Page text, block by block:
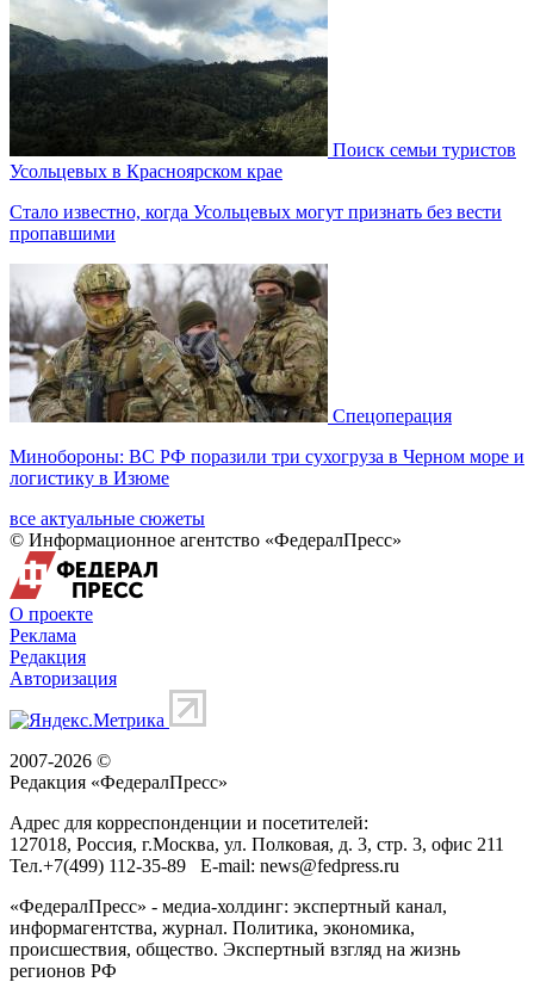
Поиск семьи туристов
Усольцевых в Красноярском крае
Стало известно, когда Усольцевых могут признать без вести
пропавшими
Спецоперация
Минобороны: ВС РФ поразили три сухогруза в Черном море и
логистику в Изюме
все актуальные сюжеты
© Информационное агентство «ФедералПресс»
О проекте
Реклама
Редакция
Авторизация
2007-2026 ©
Редакция «ФедералПресс»
Адрес для корреспонденции и посетителей:
127018, Россия, г.Москва, ул. Полковая, д. 3, стр. 3, офис 211
Тел.+7(499) 112-35-89 E-mail: news@fedpress.ru
«ФедералПресс» - медиа-холдинг: экспертный канал,
информагентства, журнал. Политика, экономика,
происшествия, общество. Экспертный взгляд на жизнь
регионов РФ